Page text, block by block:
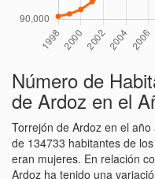
Número de
de Ardoz en el
Torrejón de Ardoz en el
de 134733 habitantes de
eran mujeres. En relación
Ardoz ha tenido una